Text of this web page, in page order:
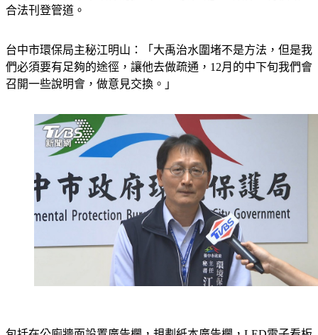
祭罰沒用，台中市環保局提出「疏導策略」，讓仲介有個路邊
台中市環保局主秘江明山：「大禹治水圍堵不是方法，但是我
們必須要有足夠的途徑，讓他去做疏通，12月的中下旬我們會